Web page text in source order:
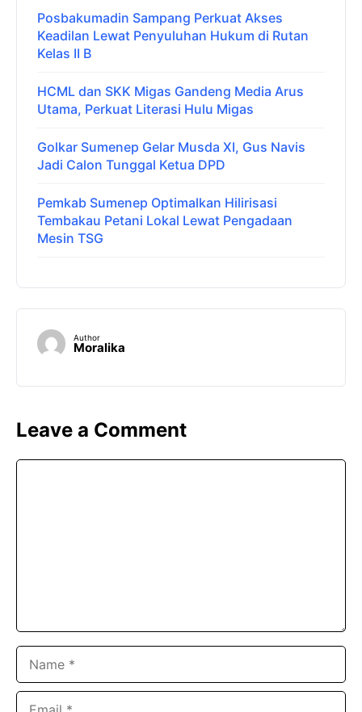
Posbakumadin Sampang Perkuat Akses
Keadilan Lewat Penyuluhan Hukum di Rutan
Kelas II B
HCML dan SKK Migas Gandeng Media Arus
Utama, Perkuat Literasi Hulu Migas
Golkar Sumenep Gelar Musda XI, Gus Navis
Jadi Calon Tunggal Ketua DPD
Pemkab Sumenep Optimalkan Hilirisasi
Tembakau Petani Lokal Lewat Pengadaan
Mesin TSG
Author
Moralika
Leave a Comment